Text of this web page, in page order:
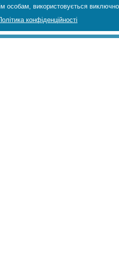
особам, використовується виключно
конфіденційності